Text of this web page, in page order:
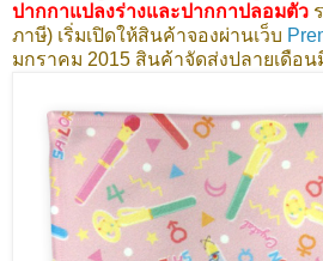
ปากกาแปลงร่างและปากกาปลอมตัว
ภาษี) เริ่มเปิดให้สินค้าจองผ่านเว็บ
มกราคม 2015 สินค้าจัดส่งปลายเดือ